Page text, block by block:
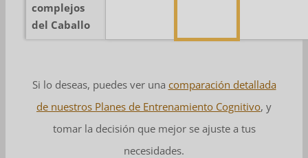
complejos
del Caballo
Si lo deseas, puedes ver una comparación detallada
de nuestros Planes de Entrenamiento Cognitivo, y
tomar la decisión que mejor se ajuste a tus
necesidades.